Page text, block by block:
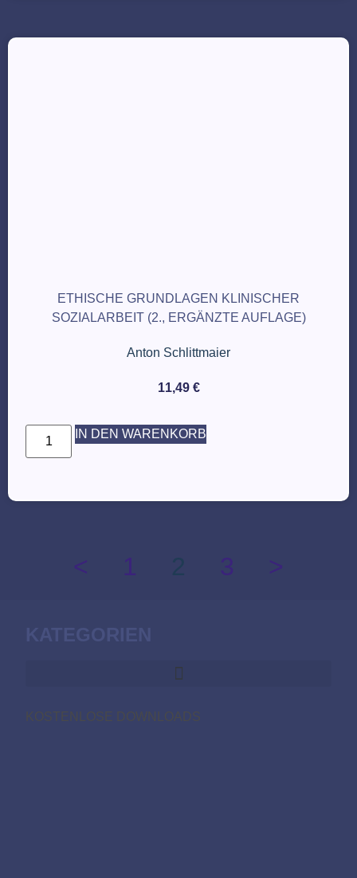
KATEGORIEN
KOSTENLOSE DOWNLOADS
ETHISCHE GRUNDLAGEN KLINISCHER
SOZIALARBEIT (2., ERGÄNZTE AUFLAGE)
Anton Schlittmaier
11,49 €
IN DEN WARENKORB
< 1 3 >